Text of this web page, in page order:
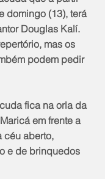
domingo (13), terá
Douglas Kalí.
mas os
podem pedir
fica na orla da
em frente a
céu aberto,
e de brinquedos